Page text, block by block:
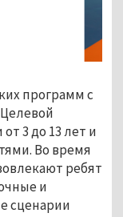
программ с
3 до 13 лет и
Во время
ребят
и
сценарии